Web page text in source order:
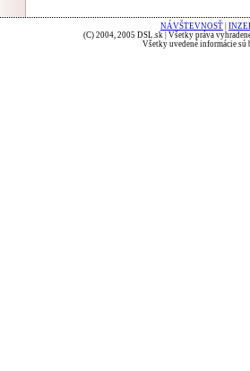
NÁVŠTEVNOSŤ
(C) 2004, 2005 DSL.sk | Všetky práva
Všetky uvedené informácie sú